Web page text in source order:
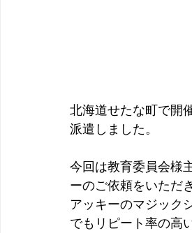
北海道せたな町で開
派遣しました。
今回は教育委員会様
ーのご依頼をいただ
アッキーのマジック
でもリピート率の高